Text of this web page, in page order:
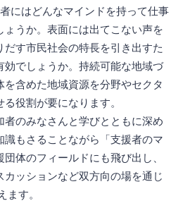
にはどんなマインドを持って仕事
ょうか。表面には出てこない声を
す市民社会の特長を引き出すた
でしょうか。持続可能な地域づ
を含めた地域資源を分野やセクタ
役割が要になります。
のみなさんと学びとともに深め
もさることながら「支援者のマ
体のフィールドにも飛び出し、
ッションなど双方向の場を通じ
す。